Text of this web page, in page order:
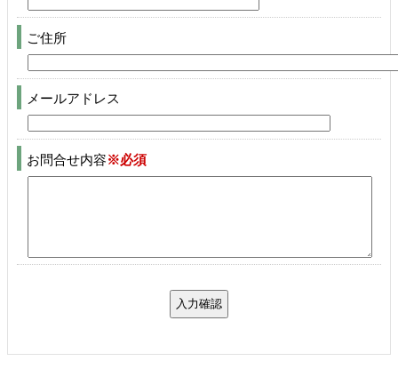
ご住所
メールアドレス
お問合せ内容※必須